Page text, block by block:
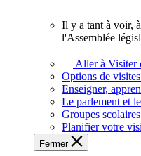
voir,
apprendre
et
à
Il y a tant à voir,
l'Assemblée
Aller à Visiter
Options de
Enseigner,
Le parlement et
Groupes scolaires
Planifier votre
Fermer